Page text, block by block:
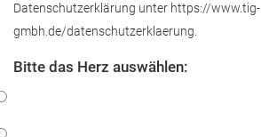
Datenschutzerklärung unter https://www.tig-
gmbh.de/datenschutzerklaerung.
Bitte das Herz auswählen: